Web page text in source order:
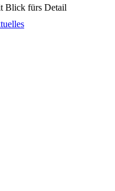
Blick fürs Detail